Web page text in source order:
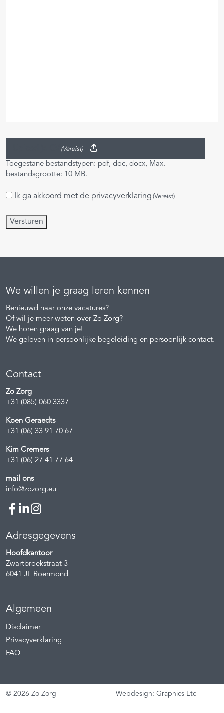
(Vereist)
Toegestane bestandstypen: pdf, doc, docx, Max.
bestandsgrootte: 10 MB.
Instemming
Ik ga akkoord met de privacyverklaring (Vereist)
Versturen
We willen je graag leren kennen
Benieuwd naar onze vacatures?
Of wil je meer weten over Zo Zorg?
We horen graag van je!
We geloven in persoonlijke begeleiding en persoonlijk contact.
Contact
Zo Zorg
+31 (085) 060 3337
Koen Geraedts
+31 (06) 33 91 70 67
Kim Cremers
+31 (06) 27 41 77 64
mail ons
info@zozorg.eu
Adresgegevens
Hoofdkantoor
Zwartbroekstraat 3
6041 JL Roermond
Algemeen
Disclaimer
Privacyverklaring
FAQ
© 2026 Zo Zorg Webdesign: Graphics Etc